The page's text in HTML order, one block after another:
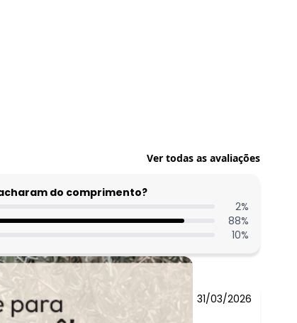
Ver todas as avaliações
do comprimento?
2%
88%
10%
31/03/2026